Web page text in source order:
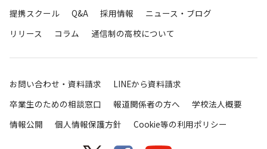
提携スクール Q&A 採用情報
ニュース・ブログ
リリース
コラム 通信制の高校について
お問い合わせ・資料請求
LINEから資料請求
卒業生のための相談窓口
報道関係者の方へ
学校法人概要
情報公開
個人情報保護方針 Cookie等の利用ポリシー